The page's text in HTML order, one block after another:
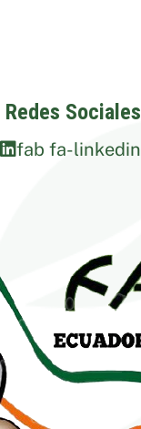
Redes Sociales
fab fa-linkedin